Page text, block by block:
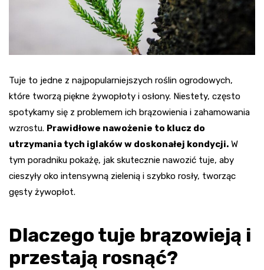
Tuje to jedne z najpopularniejszych roślin ogrodowych,
które tworzą piękne żywopłoty i osłony. Niestety, często
spotykamy się z problemem ich brązowienia i zahamowania
wzrostu. Prawidłowe nawożenie to klucz do
utrzymania tych iglaków w doskonałej kondycji. W
tym poradniku pokażę, jak skutecznie nawozić tuje, aby
cieszyły oko intensywną zielenią i szybko rosły, tworząc
gęsty żywopłot.
Dlaczego tuje brązowieją i
przestają rosnąć?